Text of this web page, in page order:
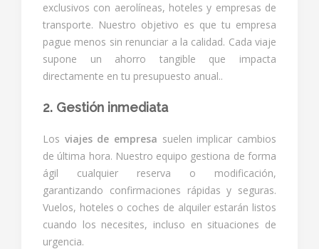
exclusivos con aerolíneas, hoteles y empresas de
transporte. Nuestro objetivo es que tu empresa
pague menos sin renunciar a la calidad. Cada viaje
supone un ahorro tangible que impacta
directamente en tu presupuesto anual..
2. Gestión inmediata
Los viajes de empresa suelen implicar cambios
de última hora. Nuestro equipo gestiona de forma
ágil cualquier reserva o modificación,
garantizando confirmaciones rápidas y seguras.
Vuelos, hoteles o coches de alquiler estarán listos
cuando los necesites, incluso en situaciones de
urgencia.